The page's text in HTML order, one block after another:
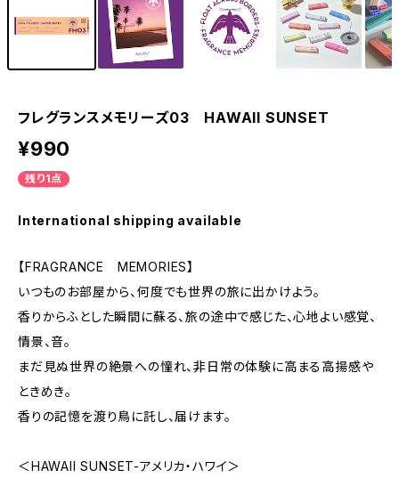
フレグランスメモリーズ03 HAWAII SUNSET
¥990
残り1点
International shipping available
【FRAGRANCE MEMORIES】
いつものお部屋から、何度でも世界の旅に出かけよう。
香りからふとした瞬間に蘇る、旅の途中で感じた、心地よい感覚、
情景、音。
まだ見ぬ世界の絶景への憧れ、非日常の体験に高まる高揚感や
ときめき。
香りの記憶を渡り鳥に託し、届けます。
＜HAWAII SUNSET-アメリカ・ハワイ＞